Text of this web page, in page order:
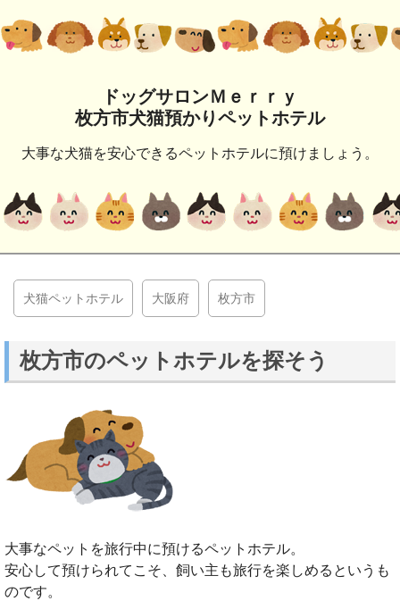
ドッグサロンＭｅｒｒｙ
枚方市犬猫預かりペットホテル
大事な犬猫を安心できるペットホテルに預けましょう。
犬猫ペットホテル 大阪府 枚方市
枚方市のペットホテルを探そう
大事なペットを旅行中に預けるペットホテル。
安心して預けられてこそ、飼い主も旅行を楽しめるというも
のです。